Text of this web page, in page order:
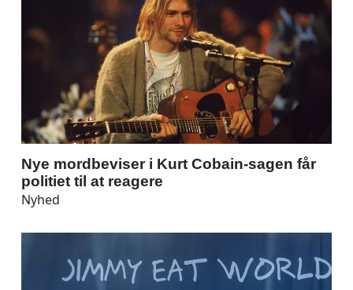
Nye mordbeviser i Kurt Cobain-sagen får
politiet til at reagere
Nyhed